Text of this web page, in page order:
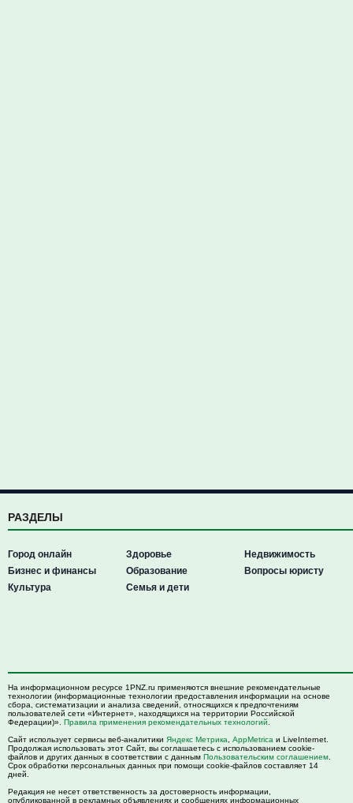
РАЗДЕЛЫ
Город онлайн
Бизнес и финансы
Культура
Здоровье
Образование
Семья и дети
Недвижимость
Вопросы юристу
На информационном ресурсе 1PNZ.ru применяются внешние рекомендательные
технологии (информационные технологии предоставления информации на основе
сбора, систематизации и анализа сведений, относящихся к предпочтениям
пользователей сети «Интернет», находящихся на территории Российской
Федерации)». Правила применения рекомендательных технологий
Сайт использует сервисы веб-аналитики Яндекс Метрика AppMetrica и LiveInternet.
Продолжая использовать этот Сайт, вы соглашаетесь с использованием cookie-
файлов и других данных в соответствии с данным Пользовательским соглашением
Срок обработки персональных данных при помощи cookie-файлов составляет 14
дней.
Редакция не несет ответственность за достоверность информации,
опубликованной в рекламных объявлениях и сообщениях информационных